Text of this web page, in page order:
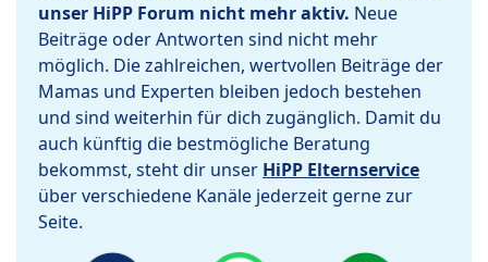
unser HiPP Forum nicht mehr aktiv. Neue
Beiträge oder Antworten sind nicht mehr
möglich. Die zahlreichen, wertvollen Beiträge der
Mamas und Experten bleiben jedoch bestehen
und sind weiterhin für dich zugänglich. Damit du
auch künftig die bestmögliche Beratung
bekommst, steht dir unser HiPP Elternservice
über verschiedene Kanäle jederzeit gerne zur
Seite.